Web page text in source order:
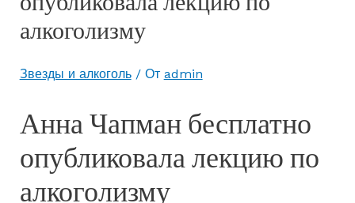
алкоголизму
Звезды и алкоголь/ От admin
Анна Чапман бесплатно
опубликовала лекцию по
алкоголизму